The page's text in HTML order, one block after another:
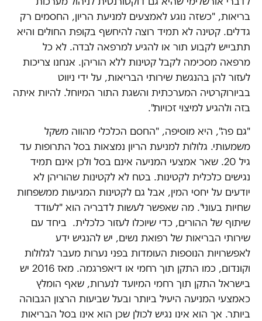
בריאות, "כשזה נוגע לאמצעים למניעת הריון, החסמים רק
גדלים. קטינה לא תמיד רוצה להיחשף בקופת החולים והיא
תתבייש לקבוע תור או להגיע למרפאה לבדה. לא כל
מרפאה מסכימה לקבל קטינות ללא הוריהן. אנחנו צריכות
לעזור להן בהנגשת שירותי הבריאות, על ידי ניווט
בביורוקרטיה המערכתית והשגת התור המיוחל. להיות איתה
בזה ולהגיע למיצוי זכויות".
"גם פה", היא מוסיפה, "החסם הכלכלי מהווה משקל
משמעותי. גלולות למניעת הריון נמצאות בסל התרופות עד
גיל 20. שאר אמצעי המניעה אינם בסל ולכן אינם תמיד
נגישים כלכלית לקטינות. בטח לא לקטינות שהוריהן לא
יודעים על יחסי המין, אבל גם לקטינות המגיעות ממשפחות
שחיות בעוני". מה שאפשר לעשות לדבריה הוא "לעודד
שיתוף של ההורים, כדי שיוכלו לעזור כלכלית. ביחד עם
שירותי הבריאות של רפואת נשים, יש להנגיש ידע
לאפשרויות הנוספות העומדות בפני נערות מעבר לגלולות
וקונדום, כמו התקן תוך רחמי או דיאפרגמה. מאז 2016 יש
בישראל התקן תוך רחמי המיועד לנערות, שאף הומלץ
כאמצעי המניעה היעיל ביותר ובעל שביעות הרצון הגבוהה
ביותר. אך הוא אינו נגיש לכולן שכן הוא אינו בסל הבריאות